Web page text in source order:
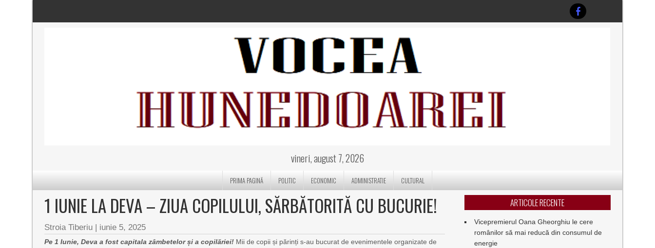
vineri, august 7, 2026
PRIMA PAGINĂ POLITIC ECONOMIC ADMINISTRATIE CULTURAL
1 IUNIE LA DEVA – ZIUA COPILULUI, SĂRBĂTORITĂ CU BUCURIE!
Stroia Tiberiu | iunie 5, 2025
Pe 1 Iunie, Deva a fost capitala zâmbetelor și a copilăriei! Mii de copii și părinți s-au bucurat de evenimentele organizate de
ARTICOLE RECENTE
Vicepremierul Oana Gheorghiu le cere
românilor să mai reducă din consumul de
energie